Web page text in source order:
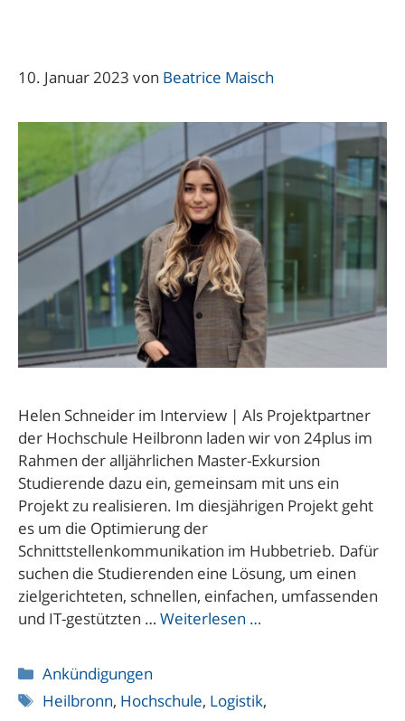
10. Januar 2023 von Beatrice Maisch
Helen Schneider im Interview | Als Projektpartner
der Hochschule Heilbronn laden wir von 24plus im
Rahmen der alljährlichen Master-Exkursion
Studierende dazu ein, gemeinsam mit uns ein
Projekt zu realisieren. Im diesjährigen Projekt geht
es um die Optimierung der
Schnittstellenkommunikation im Hubbetrieb. Dafür
suchen die Studierenden eine Lösung, um einen
zielgerichteten, schnellen, einfachen, umfassenden
und IT-gestützten … Weiterlesen …
Kategorien
Ankündigungen
Schlagwörter
Heilbronn, Hochschule, Logistik,